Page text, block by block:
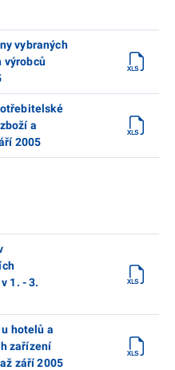
vybraných
výrobců
a
2005
1. - 3.
hotelů a
zařízení
září 2005